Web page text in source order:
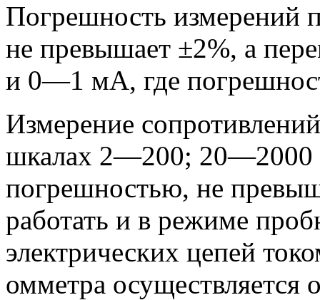
Погрешность измерений
не превышает ±2%, а
и 0—1 мА, где
Измерение
шкалах 2—200;
погрешностью, не
работать и в режиме
электрических цепей
омметра осуществляется